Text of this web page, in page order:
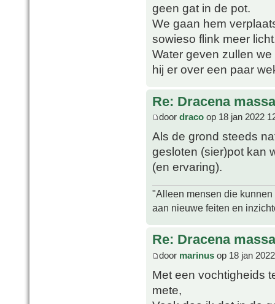
geen gat in de pot.
We gaan hem
sowieso flink meer
Water geven zullen
hij er over een paar
Re: Dracena
door draco op 18 jan 2022
Als de grond steeds
gesloten (sier)pot kan
(en ervaring).
"Alleen mensen die
aan nieuwe feiten en
Re: Dracena
door marinus op 18 jan
Met een vochtigheids
mete,